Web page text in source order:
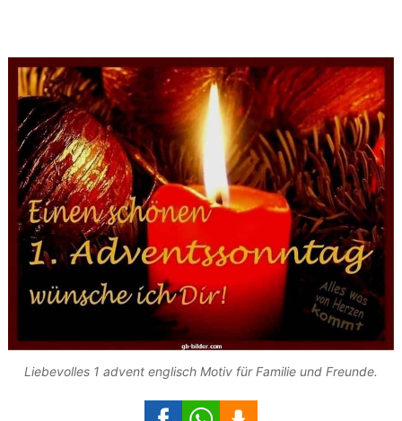
Liebevolles 1 advent englisch Motiv für Familie und Freunde.